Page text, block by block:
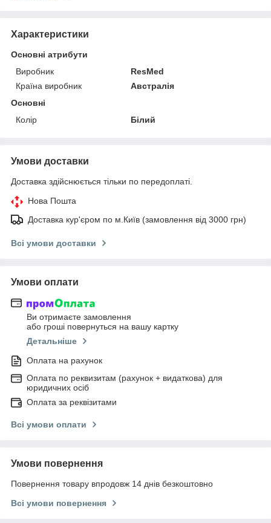
Характеристики
Основні атрибути
Виробник
ResMed
Країна виробник
Австралія
Основні
Колір
Білий
Умови доставки
Доставка здійснюється тільки по передоплаті.
Нова Пошта
Доставка кур'єром по м.Київ (замовлення від 3000 грн)
Всі умови доставки
Умови оплати
Ви отримаєте замовлення
або гроші повернуться на вашу картку
Детальніше
Оплата на рахунок
Оплата по реквизитам (рахунок + видаткова) для
юридичних осіб
Оплата за реквізитами
Всі умови оплати
Умови повернення
Повернення товару впродовж 14 днів безкоштовно
Всі умови повернення